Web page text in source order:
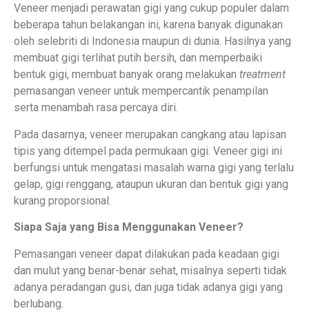
Veneer menjadi perawatan gigi yang cukup populer dalam
beberapa tahun belakangan ini, karena banyak digunakan
oleh selebriti di Indonesia maupun di dunia. Hasilnya yang
membuat gigi terlihat putih bersih, dan memperbaiki
bentuk gigi, membuat banyak orang melakukan treatment
pemasangan veneer untuk mempercantik penampilan
serta menambah rasa percaya diri.
Pada dasarnya, veneer merupakan cangkang atau lapisan
tipis yang ditempel pada permukaan gigi. Veneer gigi ini
berfungsi untuk mengatasi masalah warna gigi yang terlalu
gelap, gigi renggang, ataupun ukuran dan bentuk gigi yang
kurang proporsional.
Siapa Saja yang Bisa Menggunakan Veneer?
Pemasangan veneer dapat dilakukan pada keadaan gigi
dan mulut yang benar-benar sehat, misalnya seperti tidak
adanya peradangan gusi, dan juga tidak adanya gigi yang
berlubang.